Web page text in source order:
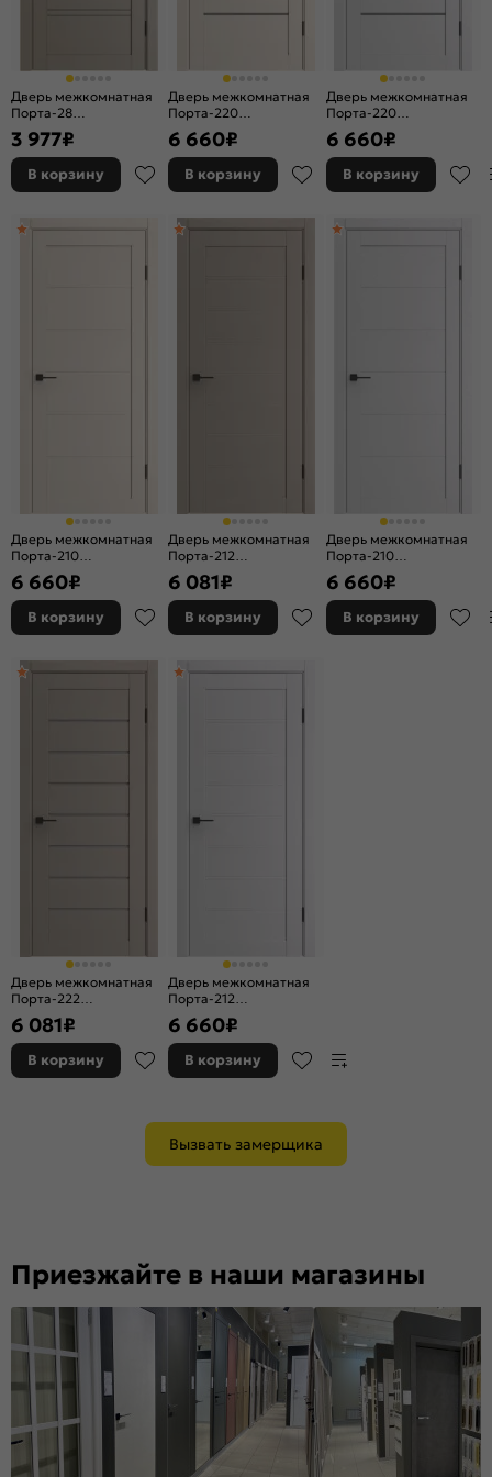
Дверь межкомнатная
Порта-28
Полипропилен, Dacota
Wood, остекленная,
царговая
3 977₽
В корзину
Дверь межкомнатная
Порта-220
Полипропилен, Nevada
Wood, остекленная,
царговая
6 660₽
В корзину
Дверь межкомнатная
Порта-220
Полипропилен, Arctic
Wood, остекленная,
царговая
6 660₽
В корзину
Дверь межкомнатная
Порта-210
Полипропилен, Nevada
Wood, глухая, царговая
6 660₽
В корзину
Дверь межкомнатная
Порта-212
Полипропилен, Dacota
Wood, глухая, царговая
6 081₽
В корзину
Дверь межкомнатная
Порта-210
Полипропилен, Arctic
Wood, глухая, царговая
6 660₽
В корзину
Дверь межкомнатная
Порта-222
Полипропилен, Dacota
Wood, остекленная,
царговая
6 081₽
В корзину
Дверь межкомнатная
Порта-212
Полипропилен, Arctic
Wood, глухая, царговая
6 660₽
В корзину
Вызвать замерщика
Приезжайте в наши магазины